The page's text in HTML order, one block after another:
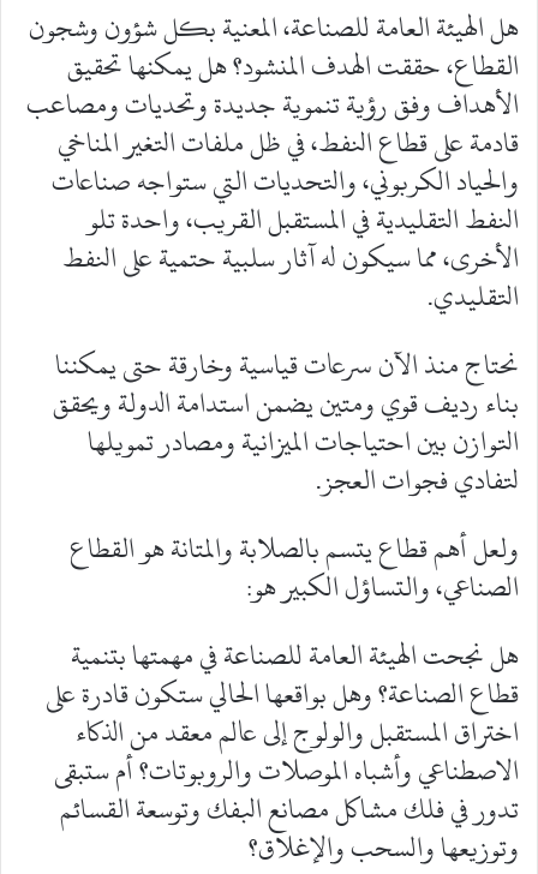
هل الهيئة العامة للصناعة، المعنية بكل شؤون وشجون
القطاع، حققت الهدف المنشود؟ هل يمكنها تحقيق
الأهداف وفق رؤية تنموية جديدة وتحديات ومصاعب
قادمة على قطاع النفط، في ظل ملفات التغير المناخي
والحياد الكربوني، والتحديات التي ستواجه صناعات
النفط التقليدية في المستقبل القريب، واحدة تلو
الأخرى، مما سيكون له آثار سلبية حتمية على النفط
التقليدي.
نحتاج منذ الآن سرعات قياسية وخارقة حتى يمكننا
بناء رديف قوي ومتين يضمن استدامة الدولة ويحقق
التوازن بين احتياجات الميزانية ومصادر تمويلها
لتفادي فجوات العجز.
ولعل أهم قطاع يتسم بالصلابة والمتانة هو القطاع
الصناعي، والتساؤل الكبير هو:
هل نجحت الهيئة العامة للصناعة في مهمتها بتنمية
قطاع الصناعة؟ وهل بواقعها الحالي ستكون قادرة على
اختراق المستقبل والولوج إلى عالم معقد من الذكاء
الاصطناعي وأشباه الموصلات والروبوتات؟ أم ستبقى
تدور في فلك مشاكل مصانع البفك وتوسعة القسائم
وتوزيعها والسحب والإغلاق؟